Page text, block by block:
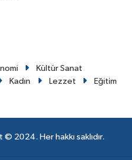
Kültür Sanat
Kadın Lezzet Eğitim
2024. Her hakkı saklıdır.